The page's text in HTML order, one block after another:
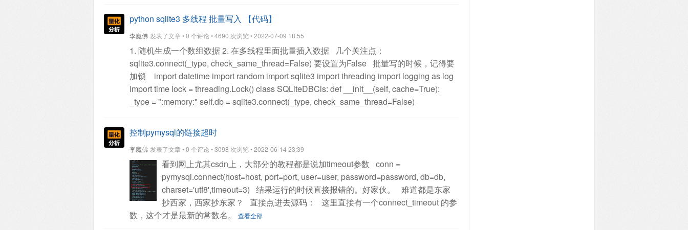
new_crop_flag = crop_flag.resize(head_picture.size)
(0, 0), new_crop_flag) # 保存自己的国旗头像head_picture.save('国旗头像.png')
止，已经制作好了国旗头像了。
下面是代码的详细结束： 代码介绍：代码介绍：
要使用的Python库，pillow库用于对图片进行截取、大小修改、粘贴等处理。math库用于计
算像素点的距离。 使用Image.open()方法，读取准备好的国旗图片和头像图片到代码中。
对国旗图片进行截取，获取一张正方形的图片，截取时调整截取位置，保证5颗五角星完整
展示在截图中。
crop()方法中传入的是一个(left, upper, right, lower)的元组，分别是截图的
左、上、右、下像素位置。
将正方形国旗截图设置成透明度渐变的图片。国旗图片的模式
图片颜色值是一个长度为4的元组，我们修改不同像素点的A值即可将图片设置成渐变。
文是以国旗左上角为圆心，离圆心越远的像素点A值越小，像素点越透明。使用getpixel()和
putpixel()两个方法来获取和重设像素点的颜色值，使用math.sqrt()计算像素点距离。
图片的大小转换成和头像的大小一样，然后粘贴到图片顶层。使用resize()方法重设图片大
小，使用paste()方法粘贴图片。 保存图片，此时的微信头像图片上已经粘贴了透明渐变的
国旗图片，微信国旗头像制作完成。本文介绍了用Python制作微信国旗头像的方法。在本
文的代码中，以左上角为圆心，离圆心越远越透明，可以修改key值，调整国旗透明变化的
如果需要制作其他渐变类型，如以右上角为圆心逐渐透明、从左侧向右侧逐渐透
09T21:48:00.921000+05:30' In [3]: %timeit ciso8601.parse_datetime(ds)
best of 3: 525 ns per loop
In [4]: %timeit dateutil.parser.parse(ds)
162 µs per loop
In [5]: %timeit aniso8601.parse_datetime(ds)
µs per loop
In [6]: %timeit iso8601.parse_date(ds)10000 loops, best of 3: 53.5 µs per loop
In [7]: %timeit isodate.parse_datetime(ds)10000 loops, best of 3: 82.6 µs per loop In [8]:
%timeit arrow.get(ds).datetime10000 loops, best of 3: 104 µs per loop Even with time
zone information, ciso8601 is 70x as fast as aniso8601. Tested on Python 2.7.10 on
macOS 10.12.6 using the following modules:
ciso8601 是纳秒级别的，如果要对上千万
python sqlite3 多线程 批量写入 【代码】
李魔佛 发表了文章 • 0 个评论 • 4690 次浏览 • 2022-07-09 18:55
1. 随机生成一个数组数据2. 在多线程里面批量插入数据
几个关注点：
sqlite3.connect(_type, check_same_thread=False) 要设置为False 批量写的时候，记得要
加锁
import datetime import random import sqlite3 import threading import logging as log
import time lock = threading.Lock() class SQLiteDBCls: def __init__(self, cache=True):
_type = ":memory:" self.db = sqlite3.connect(_type, check_same_thread=False)
(current)'.format(self.table_name)
cursor.execute(cmd)except Exception as e:
self.db.commit() def create_table(self):# cursor = self.db.cursor()
exists {} (id INTEGER PRIMARY KEY AUTOINCREMENT,code text,open double,current
time)'.format(self.table_name)with lock:try:cursor = self.db.cursor()cursor.execute(cmd)
except Exception as e:log.info(e) self.db.rollback()else:self.db.commit()
def add(self,
code, price, t):cmd = 'insert into {} (code,open,current) values
(?,?,?);'.format(self.table_name)with lock:
控制pymysql的链接超时
李魔佛 发表了文章 • 0 个评论 • 3098 次浏览 • 2022-06-14 23:39
看到网上尤其csdn上，大部分的教程都是说加timeout参数 conn =
pymysql.connect(host=host, port=port, user=user, password=password, db=db,
charset='utf8',timeout=3) 结果运行的时候直接报错的。好家伙。
难道都是东家
抄西家，西家抄东家？
直接点进去源码：
这里直接有一个connect_timeout 的参
数，这个才是最新的常数名。
查看全部